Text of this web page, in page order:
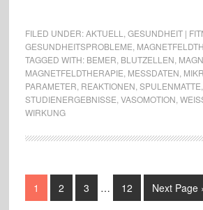
FILED UNDER:AKTUELL GESUNDHEIT |
GESUNDHEITSPROBLEME
TAGGED WITH: BEMER BLUTZELLEN
MAGNETFELDTHERAPIE MESSDATEN
PARAMETER REAKTIONEN SPULENMATTE
STUDIENERGEBNISSE VASOMOTION
WIRKUNG
1 2 3 … 12 Next Page